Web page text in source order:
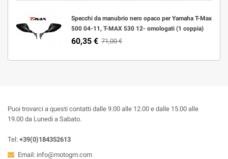
Specchi da manubrio nero opaco per Yamaha T-Max
500 04-11, T-MAX 530 12- omologati (1 coppia)
60,35 € 71,00 €
Puoi trovarci a questi contatti dalle 9.00 alle 12.00 e dalle 15.00 alle
19.00 da Lunedi a Sabato.
Tel: +39(0)184352613
Email: info@motogm.com